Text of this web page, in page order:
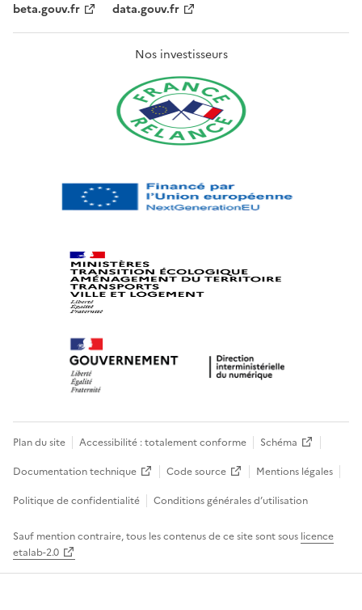
beta.gouv.fr
data.gouv.fr
Nos investisseurs
Plan du site Accessibilité : totalement conforme
Schéma
Documentation technique
Code source
Mentions légales
Politique de confidentialité
Conditions générales d’utilisation
Sauf mention contraire, tous les contenus de ce site sont sous licence
etalab-2.0